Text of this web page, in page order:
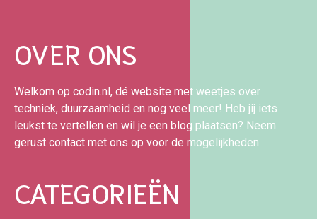
OVER ONS
Welkom op codin.nl, dé website met weetjes over
techniek, duurzaamheid en nog veel meer! Heb jij iets
leukst te vertellen en wil je een blog plaatsen? Neem
gerust contact met ons op voor de mogelijkheden.
CATEGORIEËN